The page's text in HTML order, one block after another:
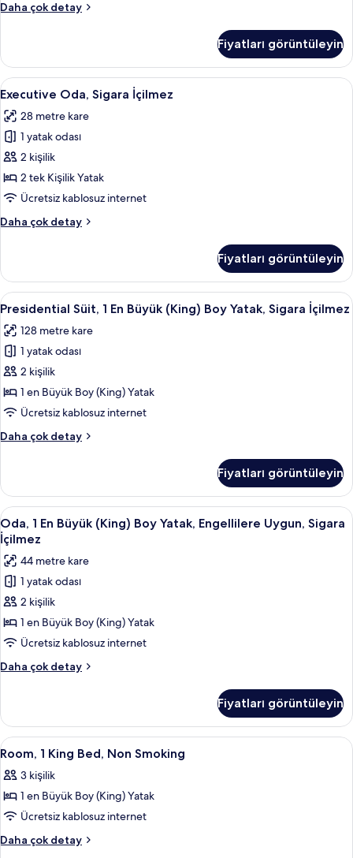
fotoğrafları
Daha çok detay
Süit,
Sigara
İçilmez
hakkında
fazla
detay
Fiyatları görüntüleyin
Executive
Oda,
Sigara
İçilmez
için
tüm
fotoğrafları
Odada kasa, dizüstü bilgisayar
5
Executive Oda, Sigara İçilmez
28 metre kare
1 yatak odası
2 kişilik
2 tek Kişilik Yatak
Ücretsiz kablosuz internet
Daha çok detay
Executive
hakkında
daha
fazla
Fiyatları görüntüleyin
Presidential
Süit,
1
En
Büyük
(King)
Boy
Sigara
tüm
fotoğrafları
görün
Presidential Süit, 1 En Büyük (King)
4
Presidential Süit, 1 En Büyük (King) Boy Yatak, Sigara İçilmez
128 metre kare
1 yatak odası
2 kişilik
1 en Büyük Boy (King) Yatak
Ücretsiz kablosuz internet
Daha çok detay
Presidential
Büyük
(King)
Boy
Yatak,
Sigara
İçilmez
hakkında
daha
fazla
detay
Fiyatları görüntüleyin
Oda,
1
En
Büyük
(King)
Boy
Yatak,
Engellilere
Uygun,
Sigara
için
tüm
fotoğrafları
görün
Oda, 1 En Büyük (King) Boy Yatak,
6
Oda, 1 En Büyük (King) Boy Yatak, Engellilere Uygun, Sigara
İçilmez
44 metre kare
1 yatak odası
2 kişilik
1 en Büyük Boy (King) Yatak
Ücretsiz kablosuz internet
Daha çok detay
Oda,
(King)
Boy
Yatak,
Uygun,
Sigara
hakkında
daha
fazla
Fiyatları görüntüleyin
Room,
1
King
Bed,
Non
Smoking
Odada kasa, dizüstü bilgisayar
4
Room, 1 King Bed, Non Smoking
3 kişilik
1 en Büyük Boy (King) Yatak
Ücretsiz kablosuz internet
Daha çok detay
Room,